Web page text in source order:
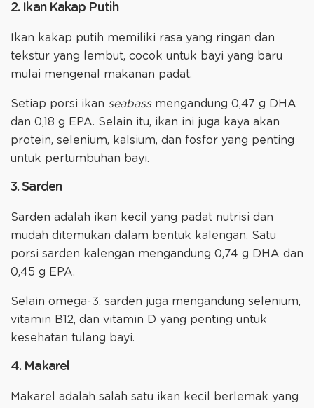
2. Ikan Kakap Putih
Ikan kakap putih memiliki rasa yang ringan dan
tekstur yang lembut, cocok untuk bayi yang baru
mulai mengenal makanan padat.
Setiap porsi ikan seabass mengandung 0,47 g DHA
dan 0,18 g EPA. Selain itu, ikan ini juga kaya akan
protein, selenium, kalsium, dan fosfor yang penting
untuk pertumbuhan bayi.
3. Sarden
Sarden adalah ikan kecil yang padat nutrisi dan
mudah ditemukan dalam bentuk kalengan. Satu
porsi sarden kalengan mengandung 0,74 g DHA dan
0,45 g EPA.
Selain omega-3, sarden juga mengandung selenium,
vitamin B12, dan vitamin D yang penting untuk
kesehatan tulang bayi.
4. Makarel
Makarel adalah salah satu ikan kecil berlemak yang